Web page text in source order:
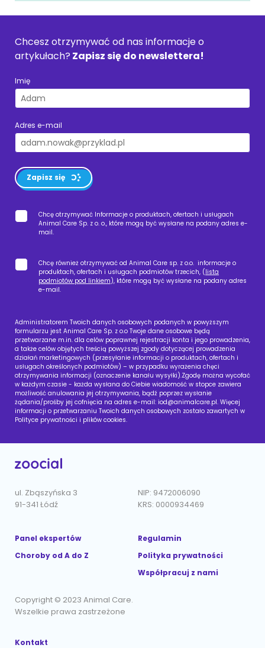
Chcesz otrzymywać od nas informacje o
artykułach? Zapisz się do newslettera!
Imię
Adres e-mail
Zapisz się
Chcę otrzymywać Informacje o produktach, ofertach i usługach
Animal Care Sp. z o. o., które mogą być wysłane na podany adres e-
mail.
Chcę również otrzymywać od Animal Care sp. z o.o. informacje o
produktach, ofertach i usługach podmiotów trzecich, (lista
podmiotów pod linkiem), które mogą być wysłane na podany adres
e-mail.
Administratorem Twoich danych osobowych podanych w powyższym
formularzu jest Animal Care Sp. z o.o Twoje dane osobowe będą
przetwarzane m.in. dla celów poprawnej rejestracji konta i jego prowadzenia,
a także celów objętych treścią powyższej zgody dotyczącej prowadzenia
działań marketingowych (przesyłanie informacji o produktach, ofertach i
usługach określonych podmiotów) – w przypadku wyrażenia chęci
otrzymywania informacji (oznaczenie kanału wysyłki).Zgodę można wycofać
w każdym czasie - każda wysłana do Ciebie wiadomość w stopce zawiera
możliwość anulowania jej otrzymywania, bądź poprzez wysłanie
żądania/prośby jej cofnięcia na adres e-mail: iod@animalcare.pl. Więcej
informacji o przetwarzaniu Twoich danych osobowych zostało zawartych w
Polityce prywatności i plików cookies.
ul. Zbąszyńska 3
91-341 Łódź
NIP: 9472006090
KRS: 0000934469
Panel ekspertów
Choroby od A do Z
Regulamin
Polityka prywatności
Współpracuj z nami
Copyright © 2023 Animal Care.
Wszelkie prawa zastrzeżone
Kontakt